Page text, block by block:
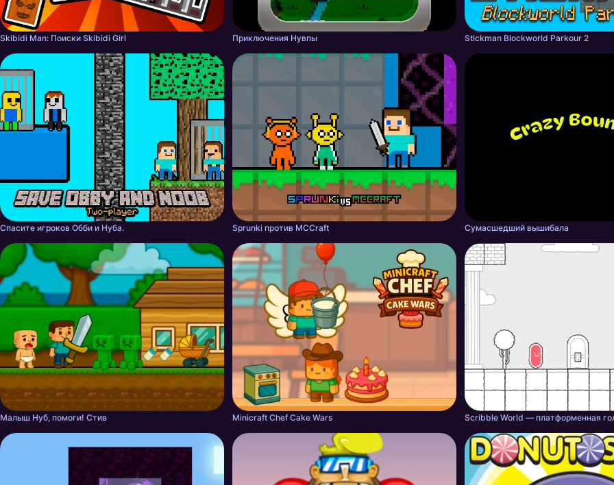
Skibidi Man: Поиски Skibidi Girl Приключения Нувпы Stickman Blockworld Parkour 2
Спасите игроков Обби и Нуба. Sprunki против MCCraft Сумасшедший вышибала
Малыш Нуб, помоги! Стив Minicraft Chef Cake Wars